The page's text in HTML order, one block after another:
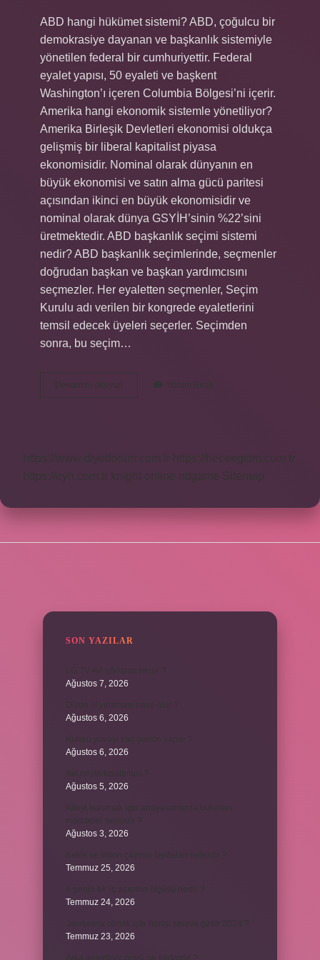
ABD hangi hükümet sistemi? ABD, çoğulcu bir
demokrasiye dayanan ve başkanlık sistemiyle
yönetilen federal bir cumhuriyettir. Federal
eyalet yapısı, 50 eyaleti ve başkent
Washington’ı içeren Columbia Bölgesi’ni içerir.
Amerika hangi ekonomik sistemle yönetiliyor?
Amerika Birleşik Devletleri ekonomisi oldukça
gelişmiş bir liberal kapitalist piyasa
ekonomisidir. Nominal olarak dünyanın en
büyük ekonomisi ve satın alma gücü paritesi
açısından ikinci en büyük ekonomisidir ve
nominal olarak dünya GSYİH’sinin %22’sini
üretmektedir. ABD başkanlık seçimi sistemi
nedir? ABD başkanlık seçimlerinde, seçmenler
doğrudan başkan ve başkan yardımcısını
seçmezler. Her eyaletten seçmenler, Seçim
Kurulu adı verilen bir kongrede eyaletlerini
temsil edecek üyeleri seçerler. Seçimden
sonra, bu seçim…
Devamını okuyun
Hangi
Yorum Bırak
https://www.diyetforum.com.tr
https://heceegitim.com.tr
https://eyh.com.tr
knight online nttgame Sitemap
SON YAZILAR
Ağustos 7, 2026
Ağustos 6, 2026
Ağustos 6, 2026
Ağustos 5, 2026
Ağustos 3, 2026
Temmuz 25, 2026
Temmuz 24, 2026
Temmuz 23, 2026